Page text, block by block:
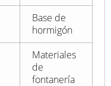
Base de
hormigón
Materiales
de
fontanería